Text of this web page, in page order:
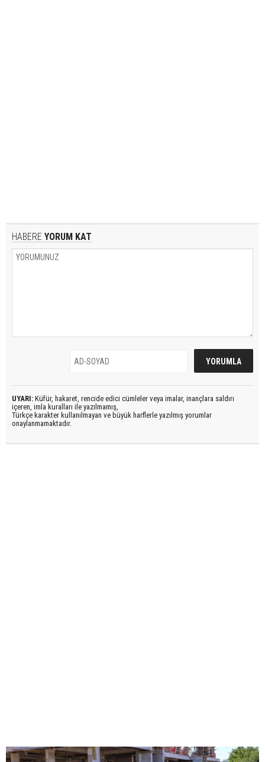
HABERE YORUM KAT
UYARI: Küfür, hakaret, rencide edici cümleler veya imalar, inançlara saldırı
içeren, imla kuralları ile yazılmamış,
Türkçe karakter kullanılmayan ve büyük harflerle yazılmış yorumlar
onaylanmamaktadır.